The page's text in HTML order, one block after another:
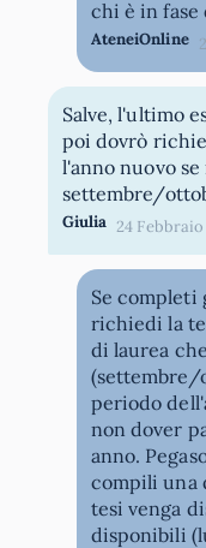
chi è in fase
AteneiOnline
Salve, l'ultimo
poi dovrò
l'anno nuovo
settembre/
Giulia 24 Febbraio
Se completi
richiedi la
di laurea
(settembre/
periodo
non dover
anno.
compili una
tesi venga
disponibili